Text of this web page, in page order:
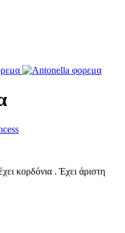
κορδόνια . Έχει άριστη